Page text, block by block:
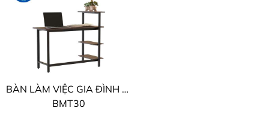
BÀN LÀM VIỆC GIA ĐÌNH THE ONE
BMT30